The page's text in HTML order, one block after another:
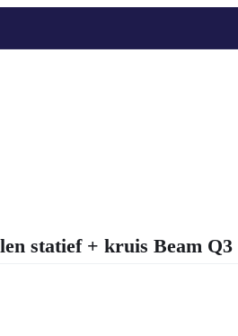
statief + kruis Beam Q3